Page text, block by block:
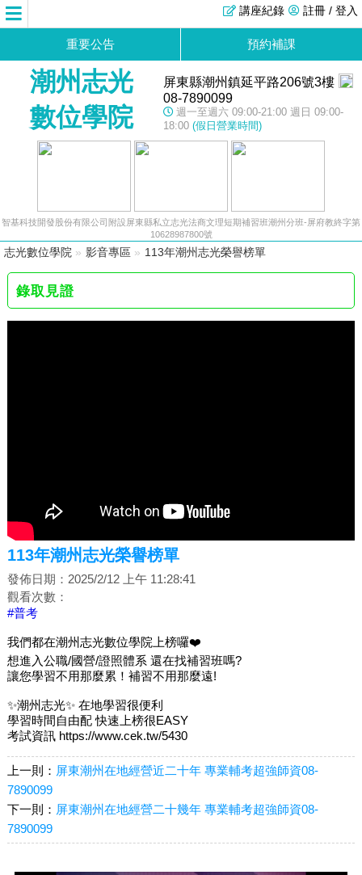
註冊 / 登入
講座紀錄
重要公告 預約補課
潮州志光
數位學院
屏東縣潮州鎮延平路206號3樓
08-7890099
週一至週六 09:00-21:00 週日 09:00-
18:00 (假日營業時間)
智基科技開發股份有限公司附設屏東縣私立志光法商文理短期補習班潮州分班-屏府教終字第
10628987800號
志光數位學院 » 影音專區 » 113年潮州志光榮譽榜單
錄取見證
113年潮州志光榮譽榜單
發佈日期：2025/2/12 上午 11:28:41
觀看次數：
#普考
我們都在潮州志光數位學院上榜囉❤️
想進入公職/國營/證照體系 還在找補習班嗎?
讓您學習不用那麼累！補習不用那麼遠!
✨潮州志光✨ 在地學習很便利
學習時間自由配 快速上榜很EASY
考試資訊 https://www.cek.tw/5430
上一則： 屏東潮州在地經營近二十年 專業輔考超強師資08-
7890099
下一則： 屏東潮州在地經營二十幾年 專業輔考超強師資08-
7890099